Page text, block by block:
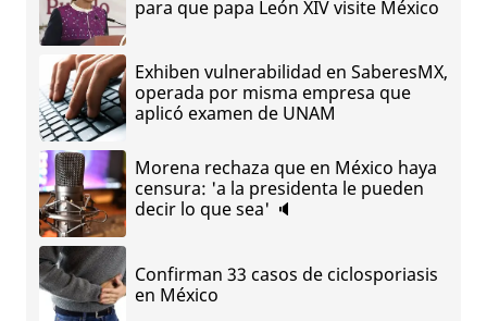
para que papa León XIV visite México
Exhiben vulnerabilidad en SaberesMX,
operada por misma empresa que
aplicó examen de UNAM
Morena rechaza que en México haya
censura: 'a la presidenta le pueden
decir lo que sea' 🔈
Confirman 33 casos de ciclosporiasis
en México